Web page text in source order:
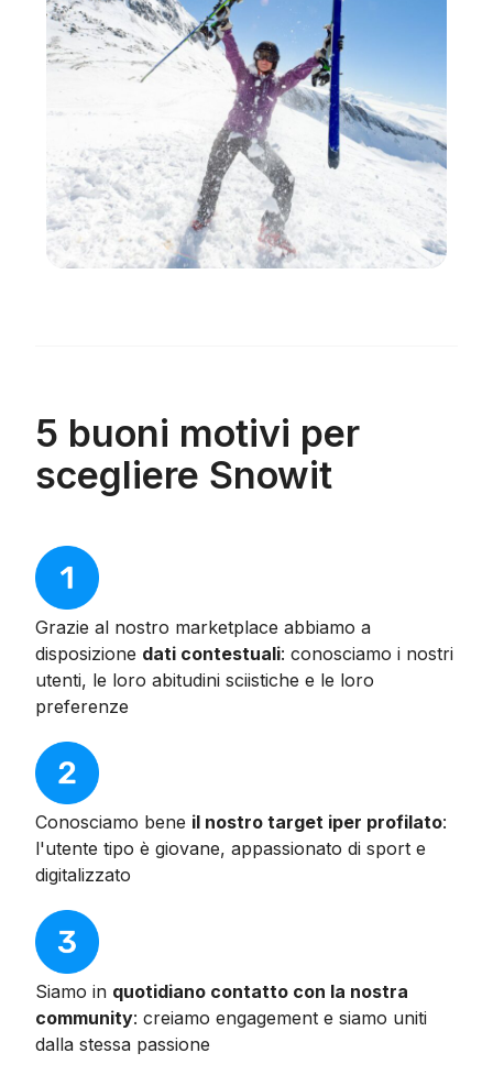
5 buoni motivi per
scegliere Snowit
Grazie al nostro marketplace abbiamo a
disposizione dati contestuali: conosciamo i nostri
utenti, le loro abitudini sciistiche e le loro
preferenze
Conosciamo bene il nostro target iper profilato:
l'utente tipo è giovane, appassionato di sport e
digitalizzato
Siamo in quotidiano contatto con la nostra
community: creiamo engagement e siamo uniti
dalla stessa passione